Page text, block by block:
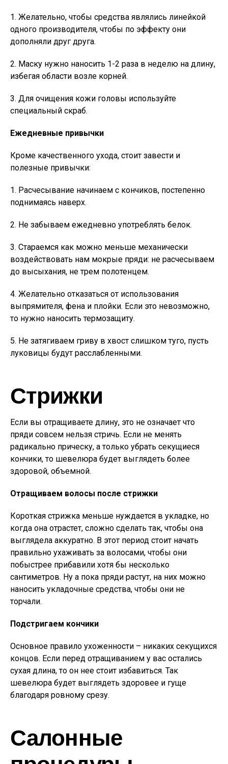
1. Желательно, чтобы средства являлись линейкой
одного производителя, чтобы по эффекту они
дополняли друг друга.
2. Маску нужно наносить 1-2 раза в неделю на длину,
избегая области возле корней.
3. Для очищения кожи головы используйте
специальный скраб.
Ежедневные привычки
Кроме качественного ухода, стоит завести и
полезные привычки:
1. Расчесывание начинаем с кончиков, постепенно
поднимаясь наверх.
2. Не забываем ежедневно употреблять белок.
3. Стараемся как можно меньше механически
воздействовать нам мокрые пряди: не расчесываем
до высыхания, не трем полотенцем.
4. Желательно отказаться от использования
выпрямителя, фена и плойки. Если это невозможно,
то нужно наносить термозащиту.
5. Не затягиваем гриву в хвост слишком туго, пусть
луковицы будут расслабленными.
Стрижки
Если вы отращиваете длину, это не означает что
пряди совсем нельзя стричь. Если не менять
радикально прическу, а только убрать секущиеся
кончики, то шевелюра будет выглядеть более
здоровой, объемной.
Отращиваем волосы после стрижки
Короткая стрижка меньше нуждается в укладке, но
когда она отрастет, сложно сделать так, чтобы она
выглядела аккуратно. В этот период стоит начать
правильно ухаживать за волосами, чтобы они
побыстрее прибавили хотя бы несколько
сантиметров. Ну а пока пряди растут, на них можно
наносить укладочные средства, чтобы они не
торчали.
Подстригаем кончики
Основное правило ухоженности – никаких секущихся
концов. Если перед отращиванием у вас остались
сухая длина, то он нее стоит избавиться. Так
шевелюра будет выглядеть здоровее и гуще
благодаря ровному срезу.
Салонные